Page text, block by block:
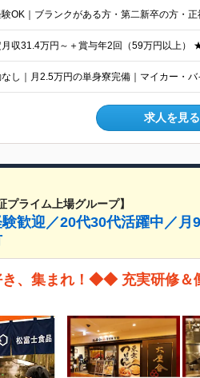
求人を見る
ライム上場グループ】
歓迎／20代30代活躍中／
、集まれ！◆◆ 充実研修＆